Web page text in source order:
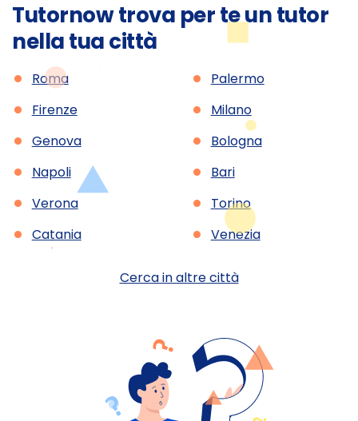
Tutornow trova per te un tutor
nella tua città
• Roma • Palermo
• Firenze • Milano
• Genova • Bologna
• Napoli • Bari
• Verona • Torino
• Catania • Venezia
Cerca in altre città